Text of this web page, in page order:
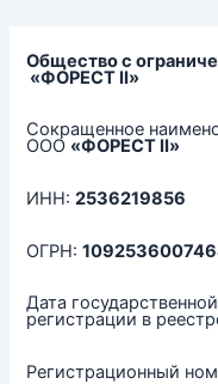
Общество с
«ФОРЕСТ II»
Сокращенное
ООО «ФОРЕСТ II»
ИНН:2536219856
ОГРН:
Дата
регистрации в
Регистрационный